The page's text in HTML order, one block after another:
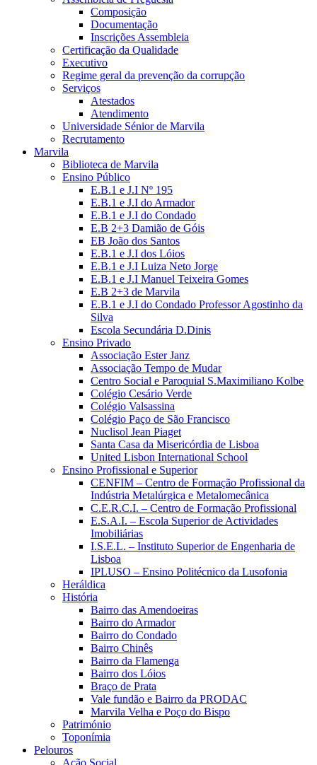
Composição
Documentação
Inscrições Assembleia
Certificação da Qualidade
Executivo
Regime geral da prevenção da corrupção
Serviços
Atestados
Atendimento
Universidade Sénior de Marvila
Recrutamento
Marvila
Biblioteca de Marvila
Ensino Público
E.B.1 e J.I Nº 195
E.B.1 e J.I do Armador
E.B.1 e J.I do Condado
E.B 2+3 Damião de Góis
EB João dos Santos
E.B.1 e J.I dos Lóios
E.B.1 e J.I Luiza Neto Jorge
E.B.1 e J.I Manuel Teixeira Gomes
E.B 2+3 de Marvila
E.B.1 e J.I do Condado Professor Agostinho da
Silva
Escola Secundária D.Dinis
Ensino Privado
Associação Ester Janz
Associação Tempo de Mudar
Centro Social e Paroquial S.Maximiliano Kolbe
Colégio Cesário Verde
Colégio Valsassina
Colégio Paço de São Francisco
Nuclisol Jean Piaget
Santa Casa da Misericórdia de Lisboa
United Lisbon International School
Ensino Profissional e Superior
CENFIM – Centro de Formação Profissional da
Indústria Metalúrgica e Metalomecânica
C.E.R.C.I. – Centro de Formação Profissional
E.S.A.I. – Escola Superior de Actividades
Imobiliárias
I.S.E.L. – Instituto Superior de Engenharia de
Lisboa
IPLUSO – Ensino Politécnico da Lusofonia
Heráldica
História
Bairro das Amendoeiras
Bairro do Armador
Bairro do Condado
Bairro Chinês
Bairro da Flamenga
Bairro dos Lóios
Braço de Prata
Vale fundão e Bairro da PRODAC
Marvila Velha e Poço do Bispo
Património
Toponímia
Pelouros
Ação Social